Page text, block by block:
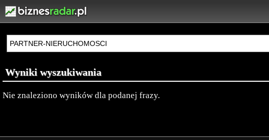
Wyniki wyszukiwania
Nie znaleziono wyników dla podanej frazy.